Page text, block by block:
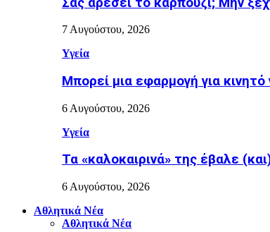
7 Αυγούστου, 2026
Υγεία
Μπορεί μια εφαρμογή για
6 Αυγούστου, 2026
Υγεία
Τα «καλοκαιρινά» της έβαλε
6 Αυγούστου, 2026
Αθλητικά Νέα
Αθλητικά Νέα